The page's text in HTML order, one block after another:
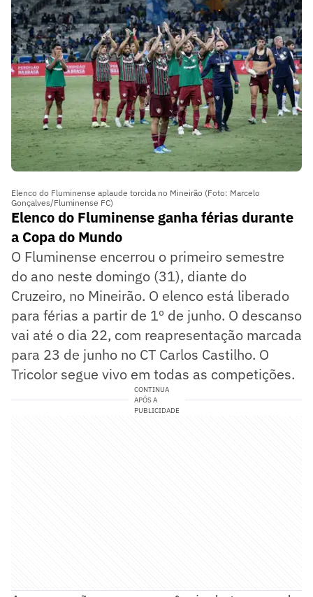
Elenco do Fluminense aplaude torcida no Mineirão (Foto: Marcelo
Gonçalves/Fluminense FC)
Elenco do Fluminense ganha férias durante
a Copa do Mundo
O Fluminense encerrou o primeiro semestre
do ano neste domingo (31), diante do
Cruzeiro, no Mineirão. O elenco está liberado
para férias a partir de 1º de junho. O descanso
vai até o dia 22, com reapresentação marcada
para 23 de junho no CT Carlos Castilho. O
Tricolor segue vivo em todas as competições.
CONTINUA
APÓS A
PUBLICIDADE